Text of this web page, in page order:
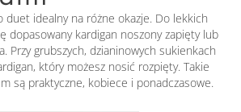
duet idealny na różne okazje. Do lekkich
dopasowany kardigan noszony zapięty lub
Przy grubszych, dzianinowych sukienkach
który możesz nosić rozpięty. Takie
są praktyczne, kobiece i ponadczasowe.